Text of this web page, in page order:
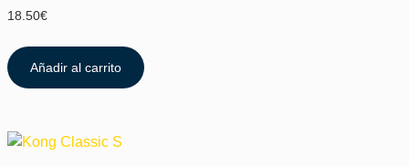
18.50€
Añadir al carrito